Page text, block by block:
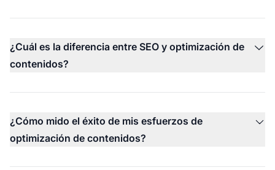
¿Cuál es la diferencia entre SEO y optimización de
contenidos?
¿Cómo mido el éxito de mis esfuerzos de
optimización de contenidos?